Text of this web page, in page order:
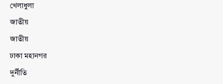
খেলাধুলা
জাতীয়
জাতীয়
ঢাকা মহানগর
দুর্নীতি